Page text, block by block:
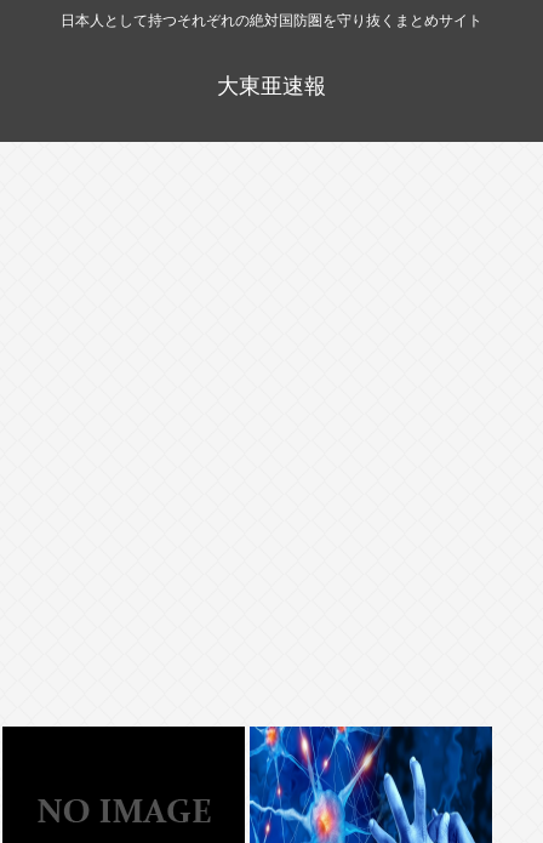
日本人として持つそれぞれの絶対国防圏を守り抜くまとめサイト
大東亜速報